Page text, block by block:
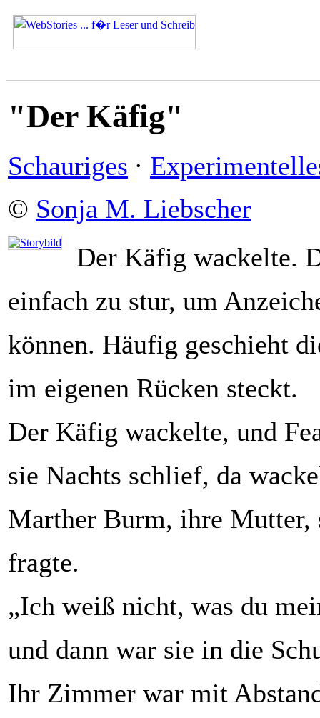
"Der Käfig"
Schauriges ·
© Sonja M. Liebscher
Der Käfig wackelte.
einfach zu stur, um
können. Häufig geschieht
im eigenen Rücken steckt.
Der Käfig wackelte, und
sie Nachts schlief, da
Marther Burm, ihre Mutter,
fragte.
„Ich weiß nicht, was du
und dann war sie in die
Ihr Zimmer war mit